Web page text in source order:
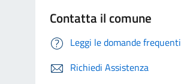
Contatta il comune
Leggi le domande frequenti
Richiedi Assistenza